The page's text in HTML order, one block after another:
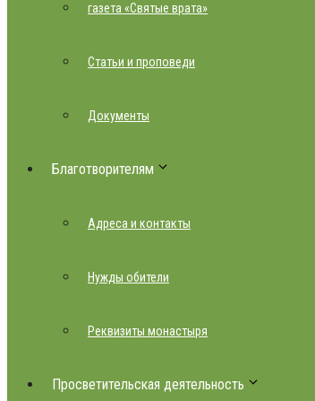
газета «Святые врата»
Статьи и проповеди
Документы
Благотворителям
Адреса и контакты
Нужды обители
Реквизиты монастыря
Просветительская деятельность